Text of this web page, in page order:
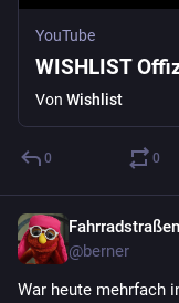
YouTube
WISHLIST
Von Wishlist
0 0
@berner
War heute mehrfach